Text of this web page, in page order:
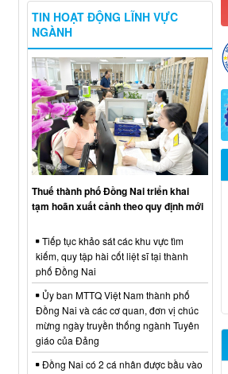
TIN HOẠT ĐỘNG LĨNH VỰC
NGÀNH
Thuế thành phố Đồng Nai triển khai
tạm hoãn xuất cảnh theo quy định mới
Tiếp tục khảo sát các khu vực tìm
kiếm, quy tập hài cốt liệt sĩ tại thành
phố Đồng Nai
Ủy ban MTTQ Việt Nam thành phố
Đồng Nai và các cơ quan, đơn vị chúc
mừng ngày truyền thống ngành Tuyên
giáo của Đảng
Đồng Nai có 2 cá nhân được bầu vào